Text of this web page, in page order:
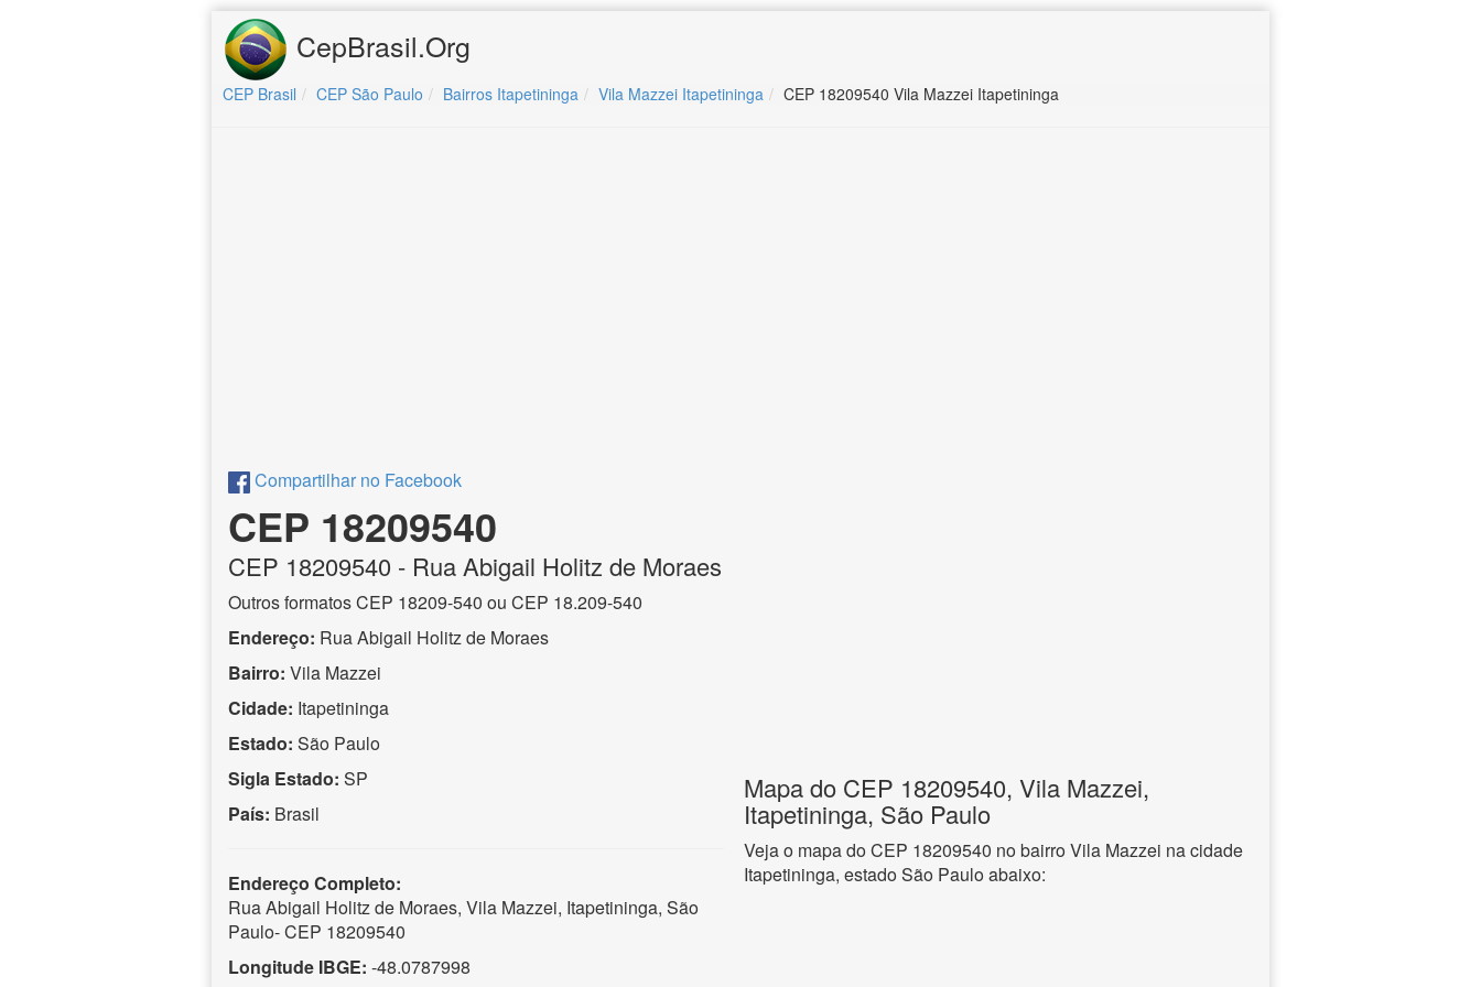
CepBrasil.Org
CEP Brasil CEP São Paulo Bairros Itapetininga Vila Mazzei Itapetininga CEP 18209540 Vila Mazzei Itapetininga
Compartilhar no Facebook
CEP 18209540
CEP 18209540 - Rua Abigail Holitz de Moraes
Outros formatos CEP 18209-540 ou CEP 18.209-540
Endereço: Rua Abigail Holitz de Moraes
Bairro: Vila Mazzei
Cidade: Itapetininga
Estado: São Paulo
Sigla Estado: SP
País: Brasil
Endereço Completo:
Rua Abigail Holitz de Moraes, Vila Mazzei, Itapetininga, São
Paulo- CEP 18209540
Longitude IBGE: -48.0787998
Mapa do CEP 18209540, Vila Mazzei,
Itapetininga, São Paulo
Veja o mapa do CEP 18209540 no bairro Vila Mazzei na cidade
Itapetininga, estado São Paulo abaixo: